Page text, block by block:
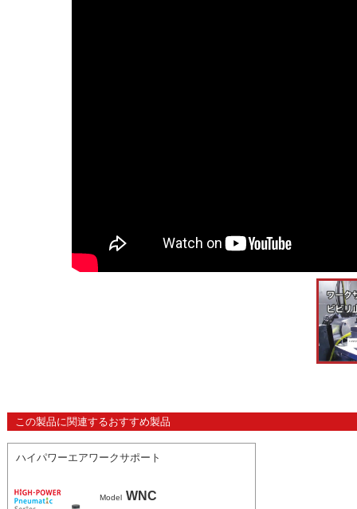
この製品に関連するおすすめ製品
ハイパワーエアワークサポート
Model WNC